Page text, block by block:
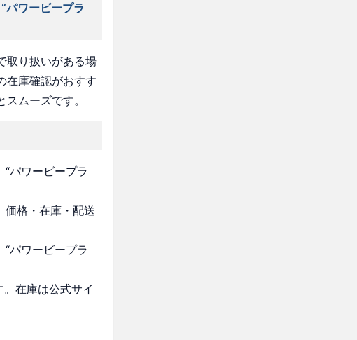
パワービープラ
取り扱いがある場
在庫確認がおすす
ムーズです。
パワービープラ
格・在庫・配送
パワービープラ
在庫は公式サイ